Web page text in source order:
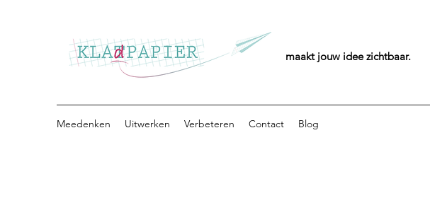
maakt jouw ideezichtbaar.
Meedenken Uitwerken Verbeteren Contact Blog